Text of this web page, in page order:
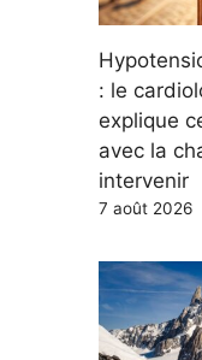
: le
explique
avec la
intervenir
7 août 2026